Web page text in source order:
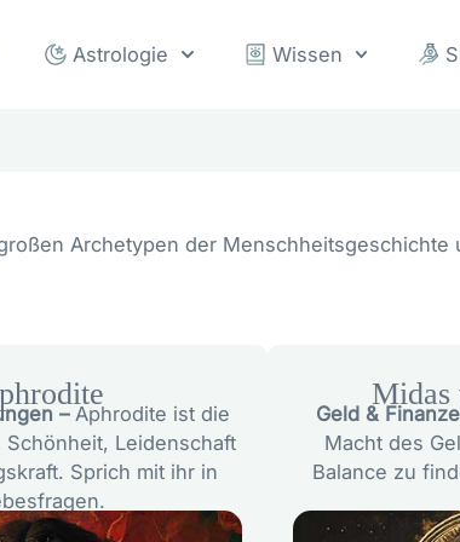
Astrologie Wissen
Archetypen der Menschheitsgeschichte
– Aphrodite ist die
Schönheit, Leidenschaft
Sprich mit ihr in
Midas
Geld &
Macht des
Balance zu